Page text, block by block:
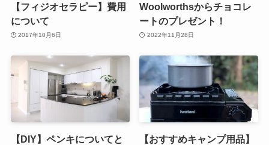
【フィジオセラピー】費用
について
2017年10月6日
Woolworthsからチョコレ
ートのプレゼント！
2022年11月28日
【DIY】ペンキについてと
【おすすめキャンプ用品】